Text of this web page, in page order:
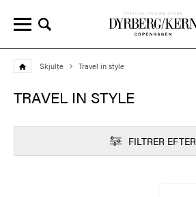
Skjulte Travel in style
TRAVEL IN STYLE
FILTRER EFTER